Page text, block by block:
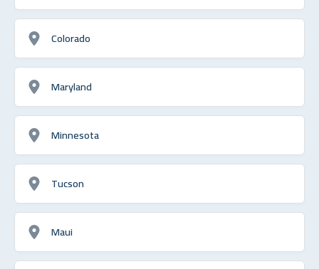
Colorado
Maryland
Minnesota
Tucson
Maui